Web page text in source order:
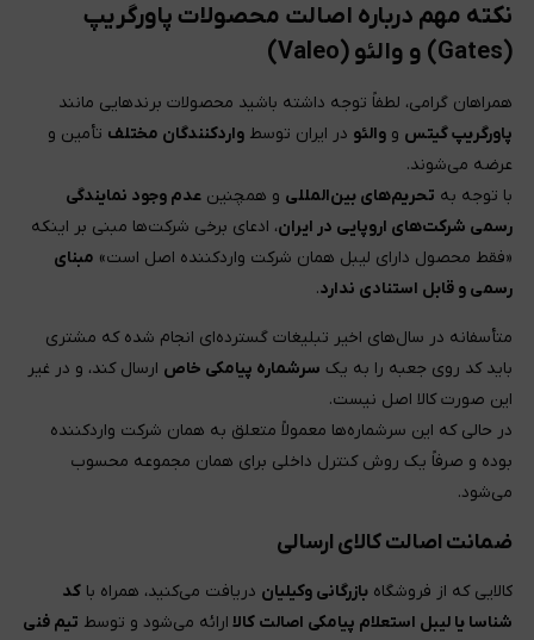
نکته مهم درباره اصالت محصولات پاورگریپ
(Gates) و والئو (Valeo)
همراهان گرامی، لطفاً توجه داشته باشید محصولات برندهایی مانند
پاورگریپ گیتس و والئو در ایران توسط واردکنندگان مختلف تأمین و
عرضه می‌شوند.
با توجه به تحریم‌های بین‌المللی و همچنین عدم وجود نمایندگی
رسمی شرکت‌های اروپایی در ایران، ادعای برخی شرکت‌ها مبنی بر اینکه
«فقط محصول دارای لیبل همان شرکت واردکننده اصل است» مبنای
رسمی و قابل استنادی ندارد.
متأسفانه در سال‌های اخیر تبلیغات گسترده‌ای انجام شده که مشتری
باید کد روی جعبه را به یک سرشماره پیامکی خاص ارسال کند، و در غیر
این صورت کالا اصل نیست.
در حالی که این سرشماره‌ها معمولاً متعلق به همان شرکت واردکننده
بوده و صرفاً یک روش کنترل داخلی برای همان مجموعه محسوب
می‌شود.
ضمانت اصالت کالای ارسالی
کالایی که از فروشگاه بازرگانی وکیلیان دریافت می‌کنید، همراه با کد
شناسا یا لیبل استعلام پیامکی اصالت کالا ارائه می‌شود و توسط تیم فنی